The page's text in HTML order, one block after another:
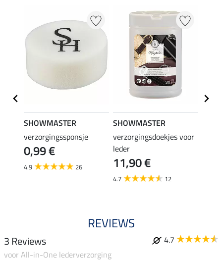
SHOWMASTER
verzorgingssponsje
0,99 €
4.9 26
SHOWMASTER
verzorgingsdoekjes voor
leder
11,90 €
4.7 12
REVIEWS
3 Reviews
4.7
voor All-in-One lederverzorging